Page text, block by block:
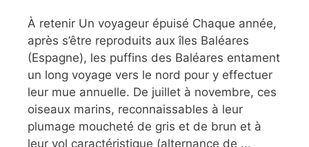
À retenir Un voyageur épuisé Chaque année,
après s’être reproduits aux îles Baléares
(Espagne), les puffins des Baléares entament
un long voyage vers le nord pour y effectuer
leur mue annuelle. De juillet à novembre, ces
oiseaux marins, reconnaissables à leur
plumage moucheté de gris et de brun et à
leur vol caractéristique (alternance de ...